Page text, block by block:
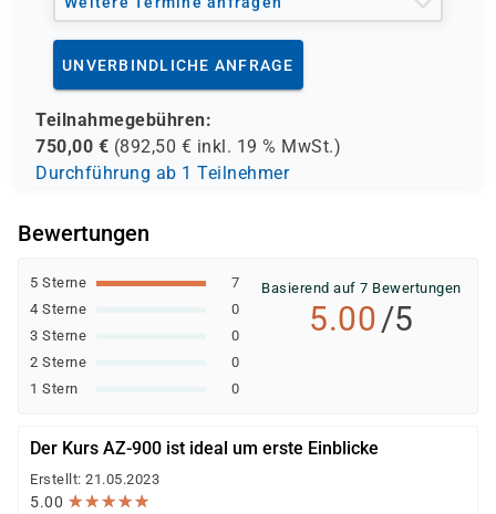
UNVERBINDLICHE ANFRAGE
Teilnahmegebühren:
750,00 € (892,50 € inkl. 19 % MwSt.)
Durchführung ab 1 Teilnehmer
Bewertungen
5 Sterne
7
4 Sterne
0
3 Sterne
0
2 Sterne
0
1 Stern
0
Basierend auf 7 Bewertungen
5.00/5
Der Kurs AZ-900 ist ideal um erste Einblicke
Erstellt: 21.05.2023
5.00 ★★★★★
★★★★★